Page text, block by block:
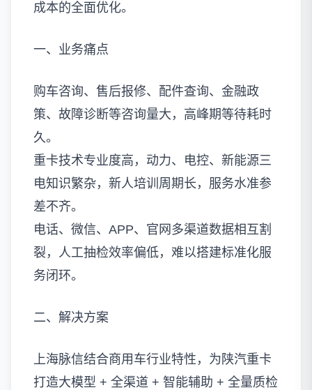
成本的全面优化。
一、业务痛点
购车咨询、售后报修、配件查询、金融政
策、故障诊断等咨询量大，高峰期等待耗时
久。
重卡技术专业度高，动力、电控、新能源三
电知识繁杂，新人培训周期长，服务水准参
差不齐。
电话、微信、APP、官网多渠道数据相互割
裂，人工抽检效率偏低，难以搭建标准化服
务闭环。
二、解决方案
上海脉信结合商用车行业特性，为陕汽重卡
打造大模型 + 全渠道 + 智能辅助 + 全量质检